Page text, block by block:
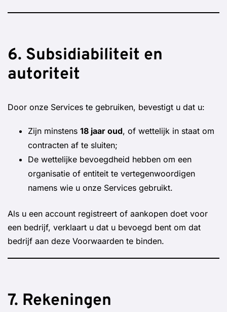
6. Subsidiabiliteit en
autoriteit
Door onze Services te gebruiken, bevestigt u dat u:
Zijn minstens 18 jaar oud, of wettelijk in staat om
contracten af te sluiten;
De wettelijke bevoegdheid hebben om een
organisatie of entiteit te vertegenwoordigen
namens wie u onze Services gebruikt.
Als u een account registreert of aankopen doet voor
een bedrijf, verklaart u dat u bevoegd bent om dat
bedrijf aan deze Voorwaarden te binden.
7. Rekeningen